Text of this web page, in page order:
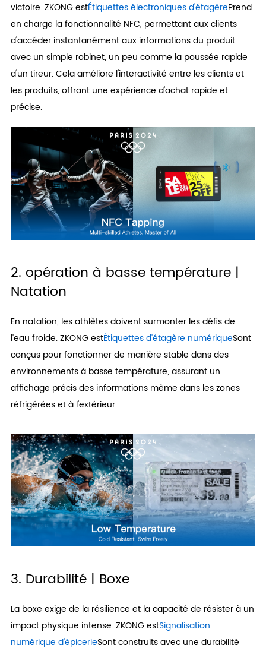
victoire. ZKONG estÉtiquettes électroniques d'étagèrePrend
en charge la fonctionnalité NFC, permettant aux clients
d'accéder instantanément aux informations du produit
avec un simple robinet, un peu comme la poussée rapide
d'un tireur. Cela améliore l'interactivité entre les clients et
les produits, offrant une expérience d'achat rapide et
précise.
2. opération à basse température |
Natation
En natation, les athlètes doivent surmonter les défis de
l'eau froide. ZKONG estÉtiquettes d'étagère numériqueSont
conçus pour fonctionner de manière stable dans des
environnements à basse température, assurant un
affichage précis des informations même dans les zones
réfrigérées et à l'extérieur.
3. Durabilité | Boxe
La boxe exige de la résilience et la capacité de résister à un
impact physique intense. ZKONG estSignalisation
numérique d'épicerieSont construits avec une durabilité